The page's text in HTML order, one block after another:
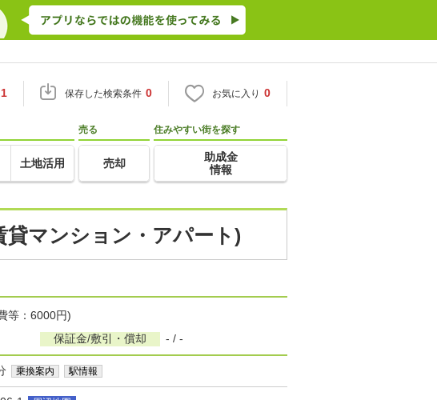
1 保存した検索条件 0 お気に入り 0
土地活用
売る
売却
住みやすい街を探す
助成金
情報
マンション・アパート)
：6000円)
保証金/敷引・償却 - / -
乗換案内 駅情報